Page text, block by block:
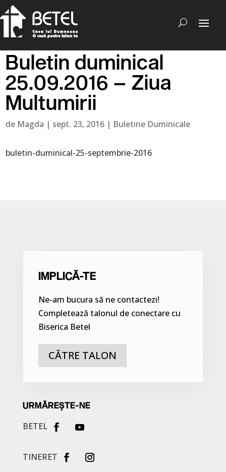
Buletin duminical
25.09.2016 – Ziua
Multumirii
de Magda | sept. 23, 2016 | Buletine Duminicale
buletin-duminical-25-septembrie-2016
IMPLICĂ-TE
Ne-am bucura să ne contactezi!
Completează talonul de conectare cu
Biserica Betel
CĂTRE TALON
URMĂREȘTE-NE
BETEL
TINERET